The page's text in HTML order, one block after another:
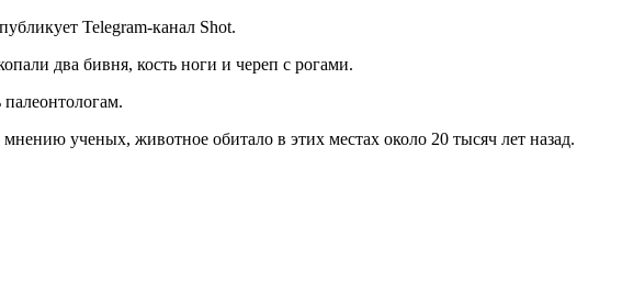
Telegram-канал Shot.
два бивня, кость ноги и череп с рогами.
ученых, животное обитало в этих местах около 20 тысяч лет назад.